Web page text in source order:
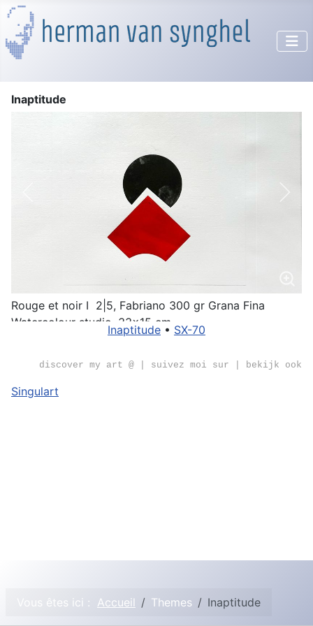
Inaptitude
Rouge et noir I 2|5, Fabriano 300 gr Grana Fina
Watercolour studio, 33x15 cm
Inaptitude • SX-70
discover my art @ | suivez moi sur | bekijk ook
Singulart
Vous êtes ici : Accueil Themes Inaptitude